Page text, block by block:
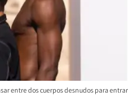
entre dos cuerpos desnudos para entrar